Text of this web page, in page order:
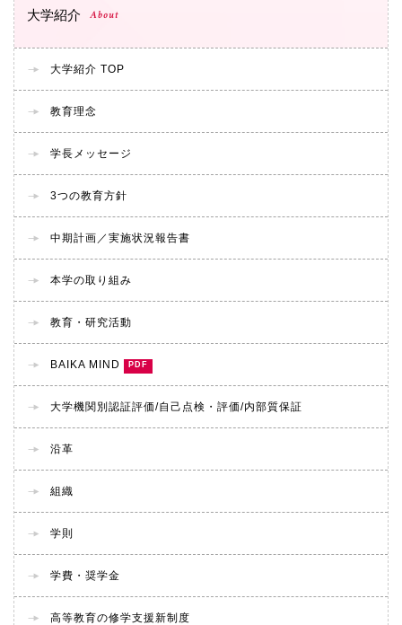
大学紹介 About
大学紹介 TOP
教育理念
学長メッセージ
3つの教育方針
中期計画／実施状況報告書
本学の取り組み
教育・研究活動
BAIKA MIND
大学機関別認証評価/自己点検・評価/内部質保証
沿革
組織
学則
学費・奨学金
高等教育の修学支援新制度